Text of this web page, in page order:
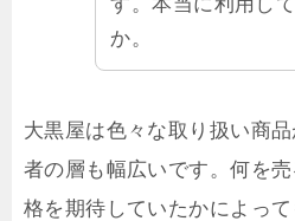
か。
大黒屋は色々な取り扱い商
者の層も幅広いです。何を
格を期待していたかによっ